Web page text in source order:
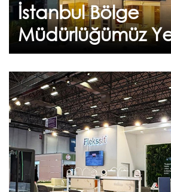
İstanbul Bölge
Müdürlüğümüz
Adresinde
Hizmetinizde
İstanbul Yapı
2026 İstanbul Yapı